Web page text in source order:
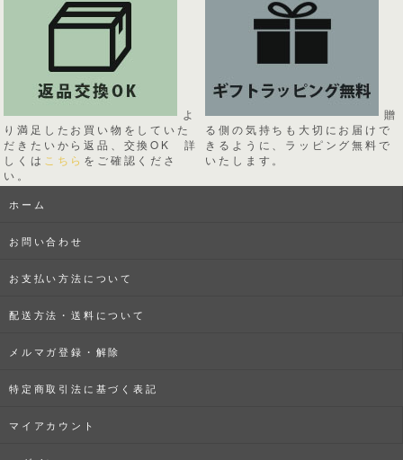
よ
り満足したお買い物をしていた
だきたいから返品、交換OK 詳
しくは こちら をご確認くださ
い。
贈
る側の気持ちも大切にお届けで
きるように、ラッピング無料で
いたします。
ホーム
お問い合わせ
お支払い方法について
配送方法・送料について
メルマガ登録・解除
特定商取引法に基づく表記
マイアカウント